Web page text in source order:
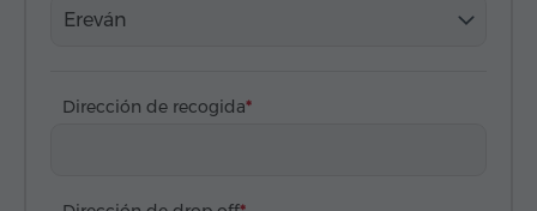
Ereván
Dirección de recogida